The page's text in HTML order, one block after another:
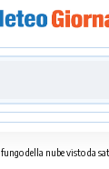
della nube visto da